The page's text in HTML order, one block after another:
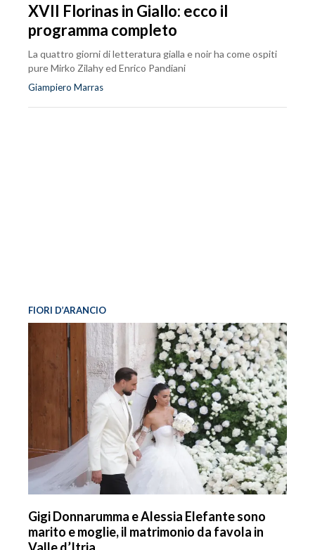
XVII Florinas in Giallo: ecco il
programma completo
La quattro giorni di letteratura gialla e noir ha come ospiti
pure Mirko Zilahy ed Enrico Pandiani
Giampiero Marras
FIORI D’ARANCIO
Gigi Donnarumma e Alessia Elefante sono
marito e moglie, il matrimonio da favola in